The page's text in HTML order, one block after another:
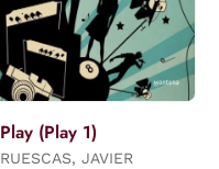
Play (Play 1)
RUESCAS, JAVIER